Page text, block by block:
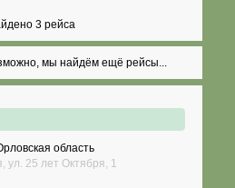
3 рейса
мы найдём ещё рейсы...
область
ул. 25 лет Октября, 1